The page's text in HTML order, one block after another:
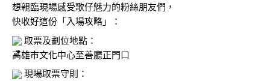
想親臨現場感受歌仔魅力的粉絲朋友們，
快收好這份「入場攻略」：
取票及劃位地點：
高雄市文化中心至善廳正門口
現場取票守則：